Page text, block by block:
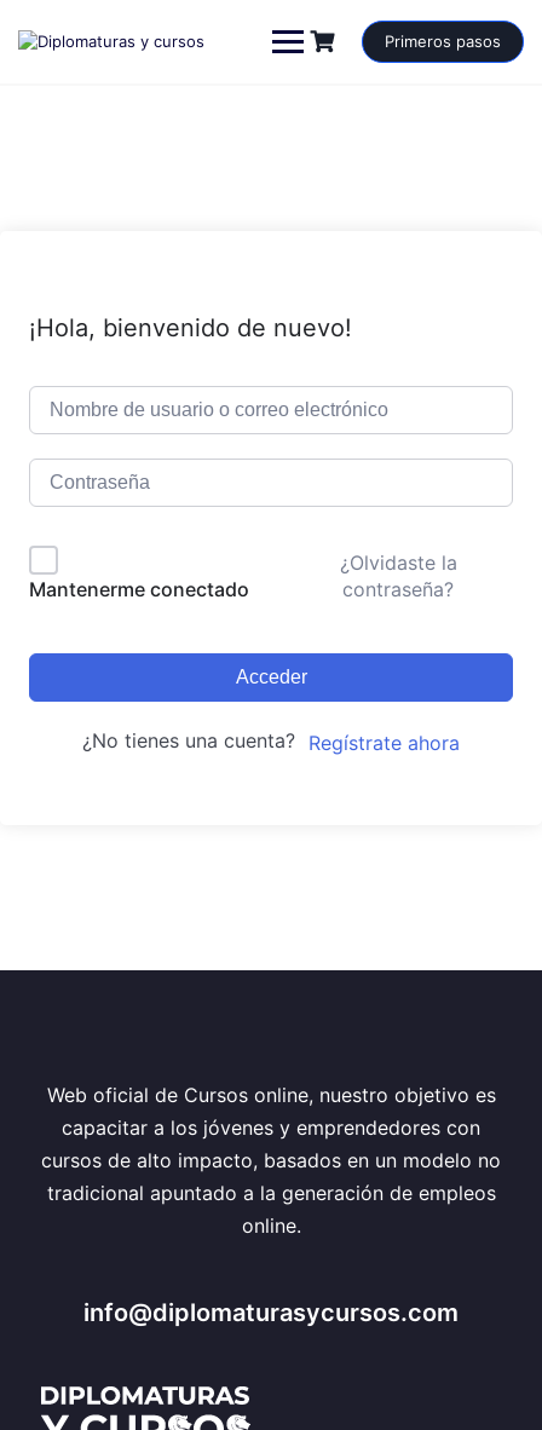
contenido
Primeros pasos
¡Hola, bienvenido de nuevo!
Mantenerme conectado
¿Olvidaste la
contraseña?
Acceder
¿No tienes una cuenta? Regístrate ahora
Web oficial de Cursos online, nuestro objetivo es
capacitar a los jóvenes y emprendedores con
cursos de alto impacto, basados en un modelo no
tradicional apuntado a la generación de empleos
online.
info@diplomaturasycursos.com